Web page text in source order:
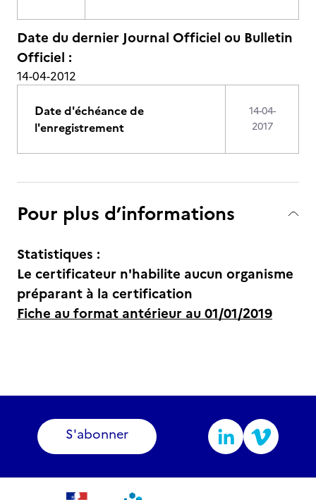
Date du dernier Journal Officiel ou Bulletin
Officiel :
14-04-2012
Date d'échéance de
l'enregistrement
14-04-
2017
Pour plus d’informations
Statistiques :
Le certificateur n'habilite aucun organisme
préparant à la certification
Fiche au format antérieur au 01/01/2019
S'abonner